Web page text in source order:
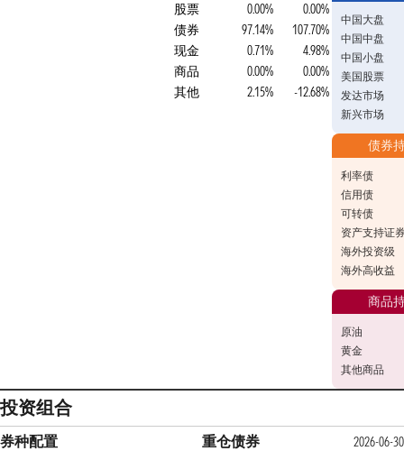
股票
0.00%
0.00%
债券
97.14%
107.70%
现金
0.71%
4.98%
商品
0.00%
0.00%
其他
2.15% -12.68%
中国大盘
中国中盘
中国小盘
美国股票
发达市场
新兴市场
债券
利率债
信用债
可转债
资产支持证
海外投资级
海外高收益
商品
原油
黄金
其他商品
投资组合
券种配置 重仓债券
2026-06-30